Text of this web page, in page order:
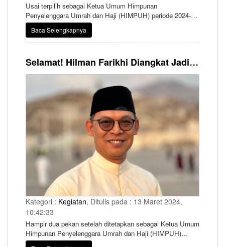
Usai terpilih sebagai Ketua Umum Himpunan
Penyelenggara Umrah dan Haji (HIMPUH) periode 2024-
2028, Muhammad Firman Taufik saat ini tengah mengebut
pembenahan keorganisasian untuk menjalankan program
program kedepannya.
Baca Selengkapnya
Selamat! Hilman Farikhi Diangkat Jadi Sekjen HIMPUH Periode 2024-2028
Kategori : Kegiatan, Ditulis pada : 13 Maret 2024,
10:42:33
Hampir dua pekan setelah ditetapkan sebagai Ketua Umum
Himpunan Penyelenggara Umrah dan Haji (HIMPUH)
Periode 2024-2028, Muhammad Firman Taufik kini